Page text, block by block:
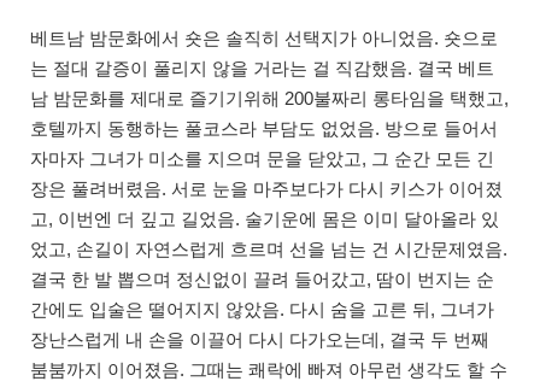
베트남 밤문화에서 숏은 솔직히 선택지가 아니었음. 숏으로
는 절대 갈증이 풀리지 않을 거라는 걸 직감했음. 결국 베트
남 밤문화를 제대로 즐기기위해 200불짜리 롱타임을 택했고,
호텔까지 동행하는 풀코스라 부담도 없었음. 방으로 들어서
자마자 그녀가 미소를 지으며 문을 닫았고, 그 순간 모든 긴
장은 풀려버렸음. 서로 눈을 마주보다가 다시 키스가 이어졌
고, 이번엔 더 깊고 길었음. 술기운에 몸은 이미 달아올라 있
었고, 손길이 자연스럽게 흐르며 선을 넘는 건 시간문제였음.
결국 한 발 뽑으며 정신없이 끌려 들어갔고, 땀이 번지는 순
간에도 입술은 떨어지지 않았음. 다시 숨을 고른 뒤, 그녀가
장난스럽게 내 손을 이끌어 다시 다가오는데, 결국 두 번째
붐붐까지 이어졌음. 그때는 쾌락에 빠져 아무런 생각도 할 수